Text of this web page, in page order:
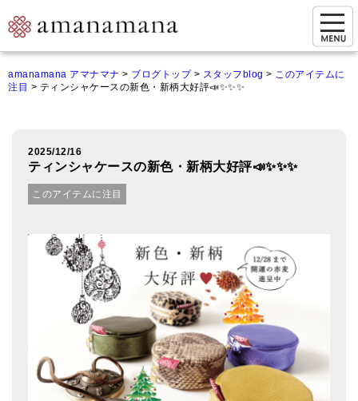
ご来店&購入
オンライン相談&購入
倍音呼吸法レッスン
オンラインショップ
カートを見る
商品一覧
アマナマナのシンギングボウル
amanamana アマナマナ > ブログトップ> スタッフblog > このアイテムに
注目 > ティンシャケースの新色・新柄大好評📣✨✨✨
2025/12/16
ティンシャケースの新色・新柄大好評📣✨✨✨
このアイテムに注目